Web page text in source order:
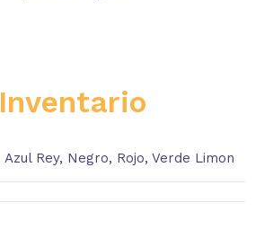
Inventario
Azul Rey, Negro, Rojo,Verde Limon